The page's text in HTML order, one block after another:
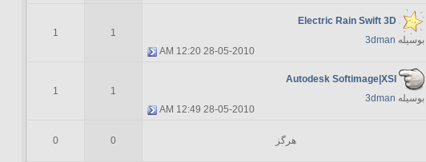
Electric Rain Swift 3D
بوسیله 3dman
28-05-2010
12:20 AM
1
1
Autodesk Softimage|XSI
بوسیله 3dman
28-05-2010
12:49 AM
1
1
هرگز 0
0